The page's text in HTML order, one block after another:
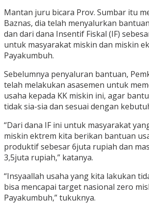
Mantan juru bicara Prov. Sumbar itu
Baznas, dia telah menyalurkan
dan dari dana Insentif Fiskal (IF)
untuk masyarakat miskin dan miskin
Payakumbuh.
Sebelumnya penyaluran bantuan,
telah melakukan asasemen untuk
usaha kepada KK miskin ini, agar
tidak sia-sia dan sesuai dengan
“Dari dana IF ini untuk masyarakat
miskin ektrem kita berikan bantuan
produktif sebesar 6juta rupiah dan
3,5juta rupiah,” katanya.
“Insyaallah usaha yang kita lakukan
bisa mencapai target nasional zero
Payakumbuh,” tukuknya.